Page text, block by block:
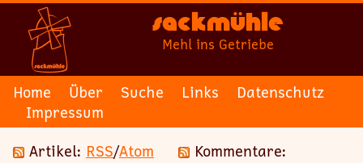
Sackmühle
Mehl ins Getriebe
Home Über Suche Links
Datenschutz
Impressum
Artikel: RSS/Atom
Kommentare: